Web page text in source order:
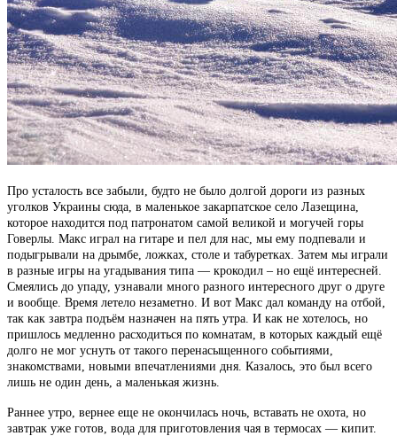
Про усталость все забыли, будто не было долгой дороги из разных
уголков Украины сюда, в маленькое закарпатское село Лазещина,
которое находится под патронатом самой великой и могучей горы
Говерлы. Макс играл на гитаре и пел для нас, мы ему подпевали и
подыгрывали на дрымбе, ложках, столе и табуретках. Затем мы играли
в разные игры на угадывания типа — крокодил – но ещё интересней.
Смеялись до упаду, узнавали много разного интересного друг о друге
и вообще. Время летело незаметно. И вот Макс дал команду на отбой,
так как завтра подъём назначен на пять утра. И как не хотелось, но
пришлось медленно расходиться по комнатам, в которых каждый ещё
долго не мог уснуть от такого перенасыщенного событиями,
знакомствами, новыми впечатлениями дня. Казалось, это был всего
лишь не один день, а маленькая жизнь.
Раннее утро, вернее еще не окончилась ночь, вставать не охота, но
завтрак уже готов, вода для приготовления чая в термосах — кипит.